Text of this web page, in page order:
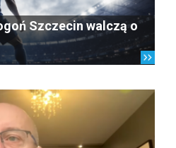
Szczecin walczą o